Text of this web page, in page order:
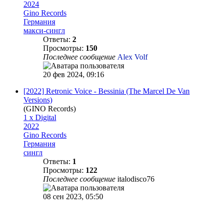
2024
Gino Records
Германия
макси-сингл
Ответы: 2
Просмотры: 150
Последнее сообщение Alex Volf
20 фев 2024, 09:16
[2022] Retronic Voice - Bessinia (The Marcel De Van
Versions)
(GINO Records)
1 x Digital
2022
Gino Records
Германия
сингл
Ответы: 1
Просмотры: 122
Последнее сообщение italodisco76
08 сен 2023, 05:50